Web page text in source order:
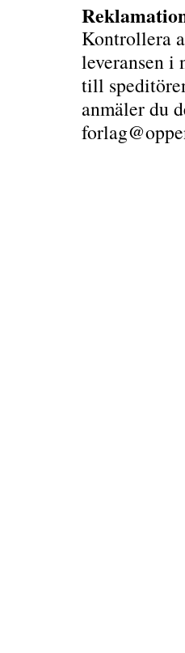
Kontrollera
leveransen i
till
anmäler du